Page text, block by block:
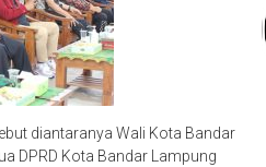
diantaranya Wali Kota Bandar
DPRD Kota Bandar Lampung